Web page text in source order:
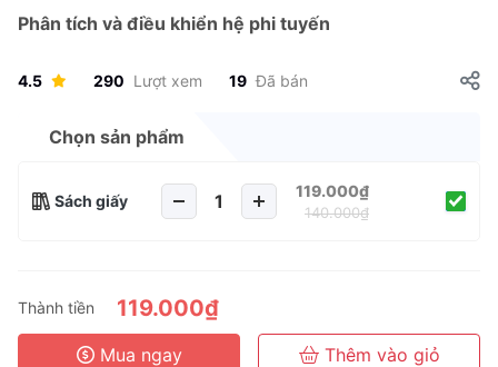
Phân tích và điều khiển hệ phi tuyến
4.5 290 Lượt xem 19 Đã bán
Chọn sản phẩm
Sách giấy
119.000₫
140.000₫
Thành tiền 119.000₫
Mua ngay Thêm vào giỏ